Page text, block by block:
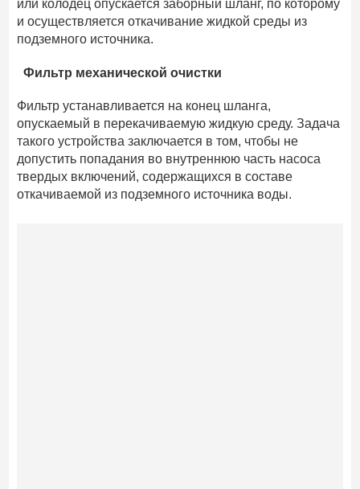
или колодец опускается заборный шланг, по которому
и осуществляется откачивание жидкой среды из
подземного источника.
Фильтр механической очистки
Фильтр устанавливается на конец шланга,
опускаемый в перекачиваемую жидкую среду. Задача
такого устройства заключается в том, чтобы не
допустить попадания во внутреннюю часть насоса
твердых включений, содержащихся в составе
откачиваемой из подземного источника воды.